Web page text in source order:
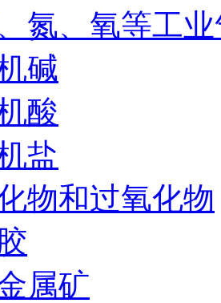
氮、氧等工
碱
酸
盐
物和过氧化物
属矿